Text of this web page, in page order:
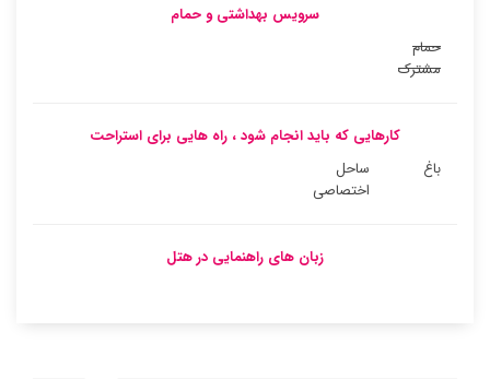
سرویس بهداشتی و حمام
حمام
مشترک
کارهایی که باید انجام شود ، راه هایی برای استراحت
باغ
ساحل
اختصاصی
زبان های راهنمایی در هتل